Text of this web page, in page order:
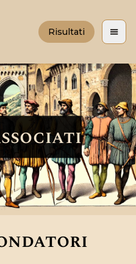
Risultati Apri